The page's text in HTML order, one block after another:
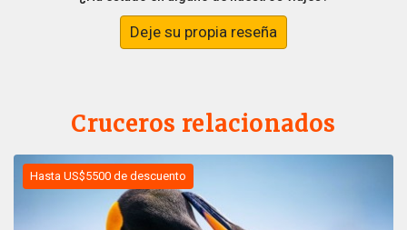
Deje su propia reseña
Cruceros relacionados
Hasta US$5500 de descuento